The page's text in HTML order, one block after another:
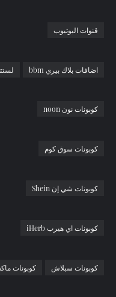
قنوات اليوتيوب
اضافات بلاك بيري bbm
كوبونات نون noon
كوبونات سوق كوم
كوبونات شي إن Shein
كوبونات اي هيرب iHerb
كوبونات سبلاش كوبونات